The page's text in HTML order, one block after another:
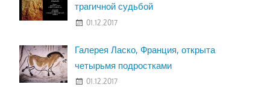
трагичной судьбой
01.12.2017
Галерея Ласко, Франция, открыта
четырьмя подростками
01.12.2017